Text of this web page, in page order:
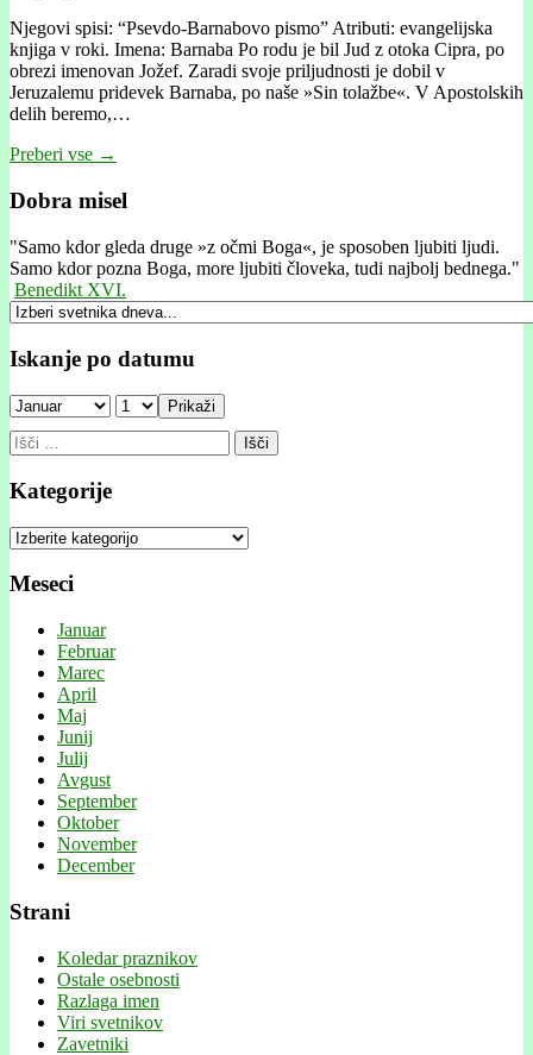
Njegovi spisi: “Psevdo-Barnabovo pismo” Atributi: evangelijska
knjiga v roki. Imena: Barnaba Po rodu je bil Jud z otoka Cipra, po
obrezi imenovan Jožef. Zaradi svoje priljudnosti je dobil v
Jeruzalemu pridevek Barnaba, po naše »Sin tolažbe«. V Apostolskih
delih beremo,…
Preberi vse →
Dobra misel
"Samo kdor gleda druge »z očmi Boga«, je sposoben ljubiti ljudi.
Samo kdor pozna Boga, more ljubiti človeka, tudi najbolj bednega."
Benedikt XVI.
Iskanje po datumu
Prikaži
Išči:
Kategorije
Kategorije
Meseci
Januar
Februar
Marec
April
Maj
Junij
Julij
Avgust
September
Oktober
November
December
Strani
Koledar praznikov
Ostale osebnosti
Razlaga imen
Viri svetnikov
Zavetniki